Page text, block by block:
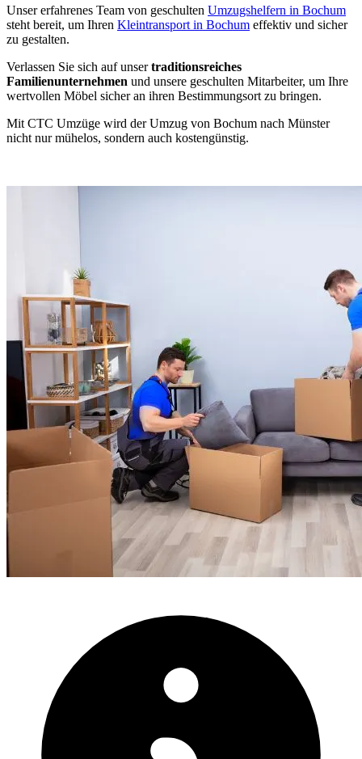
Unser erfahrenes Team von geschulten Umzugshelfern in Bochum
steht bereit, um Ihren Kleintransport in Bochum effektiv und sicher
zu gestalten.
Verlassen Sie sich auf unsertraditionsreiches
Familienunternehmen und unsere geschulten Mitarbeiter, um Ihre
wertvollen Möbel sicher an ihren Bestimmungsort zu bringen.
Mit CTC Umzüge wird der Umzug von Bochum nach Münster
nicht nur mühelos, sondern auch kostengünstig.